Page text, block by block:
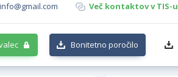
Več kontaktov v TIS-u
Bonitetno poročilo